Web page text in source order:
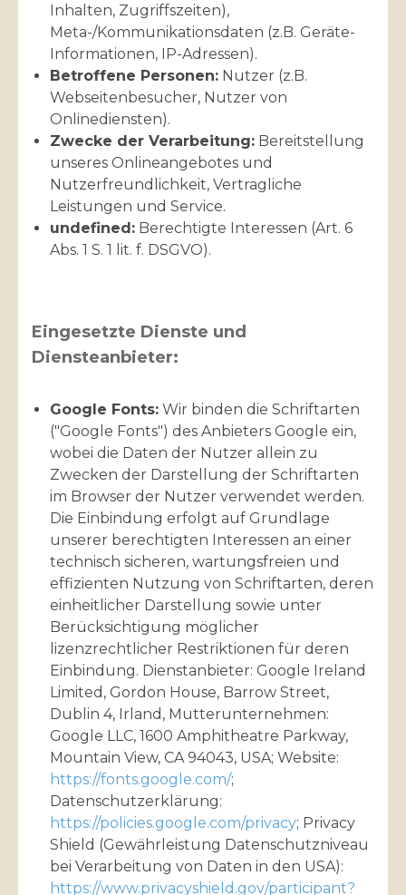
Inhalten, Zugriffszeiten),
Meta-/Kommunikationsdaten (z.B. Geräte-
Informationen, IP-Adressen).
Betroffene Personen: Nutzer (z.B.
Webseitenbesucher, Nutzer von
Onlinediensten).
Zwecke der Verarbeitung: Bereitstellung
unseres Onlineangebotes und
Nutzerfreundlichkeit, Vertragliche
Leistungen und Service.
undefined: Berechtigte Interessen (Art. 6
Abs. 1 S. 1 lit. f. DSGVO).
Eingesetzte Dienste und
Diensteanbieter:
Google Fonts: Wir binden die Schriftarten
("Google Fonts") des Anbieters Google ein,
wobei die Daten der Nutzer allein zu
Zwecken der Darstellung der Schriftarten
im Browser der Nutzer verwendet werden.
Die Einbindung erfolgt auf Grundlage
unserer berechtigten Interessen an einer
technisch sicheren, wartungsfreien und
effizienten Nutzung von Schriftarten, deren
einheitlicher Darstellung sowie unter
Berücksichtigung möglicher
lizenzrechtlicher Restriktionen für deren
Einbindung. Dienstanbieter: Google Ireland
Limited, Gordon House, Barrow Street,
Dublin 4, Irland, Mutterunternehmen:
Google LLC, 1600 Amphitheatre Parkway,
Mountain View, CA 94043, USA; Website:
https://fonts.google.com/;
Datenschutzerklärung:
https://policies.google.com/privacy; Privacy
Shield (Gewährleistung Datenschutzniveau
bei Verarbeitung von Daten in den USA):
https://www.privacyshield.gov/participant?